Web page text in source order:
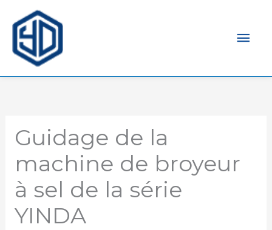
Guidage de la
machine de broyeur
à sel de la série
YINDA